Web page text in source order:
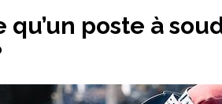
qu’un poste à